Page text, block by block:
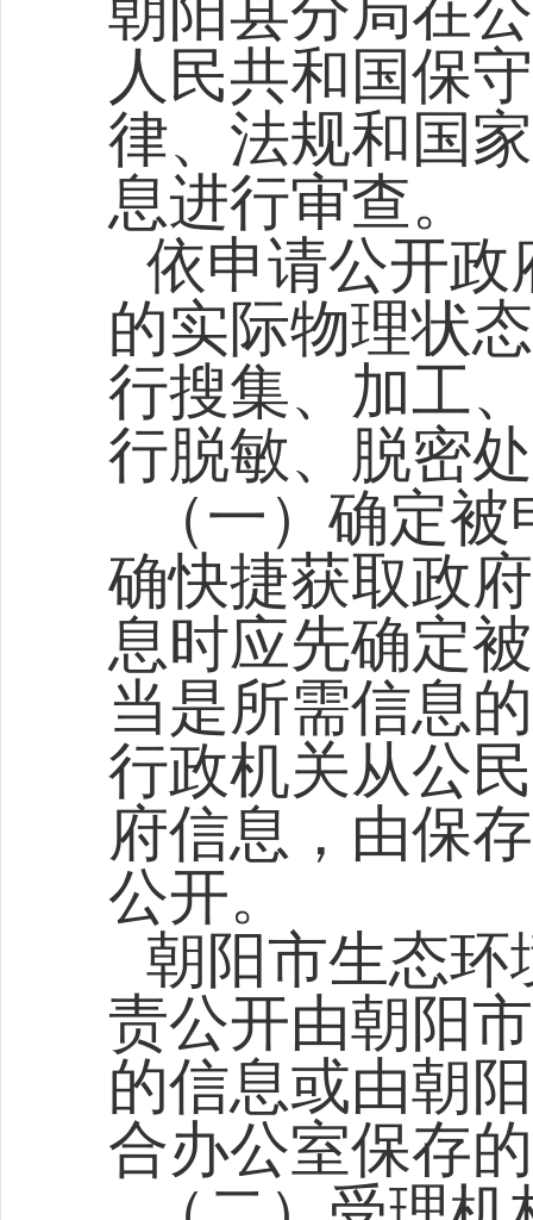
人民共和国保
律、法规和国
息进行审查。
依申请公开政
的实际物理状
行搜集、加工
行脱敏、脱密
（一）确定
确快捷获取政
息时应先确定
当是所需信息
行政机关从公
府信息，由保
公开。
朝阳市生态环
责公开由朝阳
的信息或由朝
合办公室保存